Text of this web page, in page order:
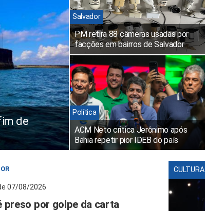
de
Salvador
PM retira 88 câmeras usadas por
facções em bairros de Salvador
Política
ACM Neto critica Jerônimo após
Bahia repetir pior IDEB do país
CULTURA
07/08/2026
preso por golpe da carta